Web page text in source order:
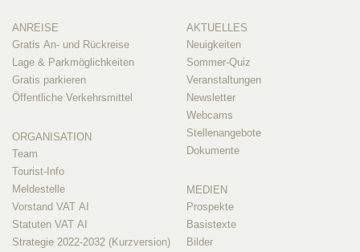
ANREISE
Gratis An- und Rückreise
Lage & Parkmöglichkeiten
Gratis parkieren
Öffentliche Verkehrsmittel
ORGANISATION
Team
Tourist-Info
Meldestelle
Vorstand VAT AI
Statuten VAT AI
Strategie 2022-2032 (Kurzversion)
AKTUELLES
Neuigkeiten
Sommer-Quiz
Veranstaltungen
Newsletter
Webcams
Stellenangebote
Dokumente
MEDIEN
Prospekte
Basistexte
Bilder